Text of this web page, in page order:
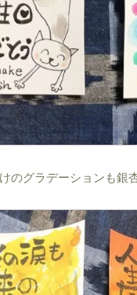
のグラデーションも銀